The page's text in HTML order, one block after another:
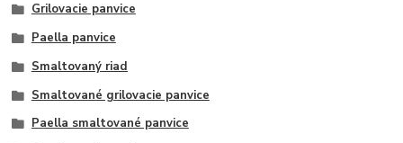
Grilovacie panvice
Paella panvice
Smaltovaný riad
Smaltované grilovacie panvice
Paella smaltované panvice